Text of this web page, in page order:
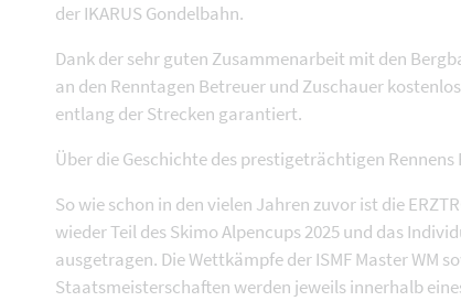
der IKARUS Gondelbahn.
Dank der sehr guten Zusammenarbeit mit den
an den Renntagen Betreuer und Zuschauer
entlang der Strecken garantiert.
Über die Geschichte des prestigeträchtigen
So wie schon in den vielen Jahren zuvor ist die
wieder Teil des Skimo Alpencups 2025 und das
ausgetragen. Die Wettkämpfe der ISMF Master WM
Staatsmeisterschaften werden jeweils innerhalb